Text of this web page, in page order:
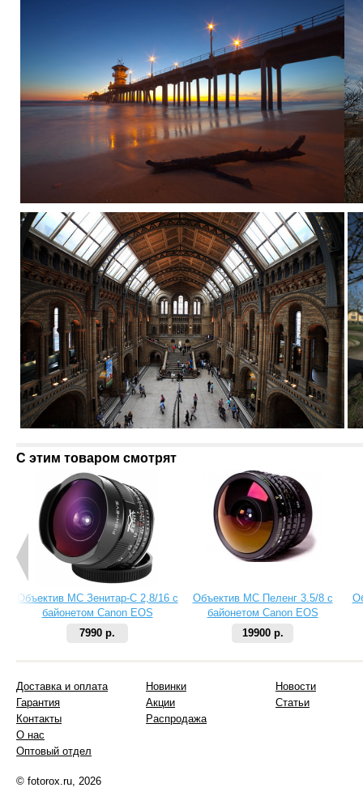
С этим товаром смотрят
Объектив МС Зенитар-C 2,8/16 с
байонетом Canon EOS
7990 р.
Объектив МС Пеленг 3.5/8 с
байонетом Canon EOS
19900 р.
Доставка и оплата
Гарантия
Контакты
О нас
Оптовый отдел
Новинки
Акции
Распродажа
Новости
Статьи
© fotorox.ru, 2026